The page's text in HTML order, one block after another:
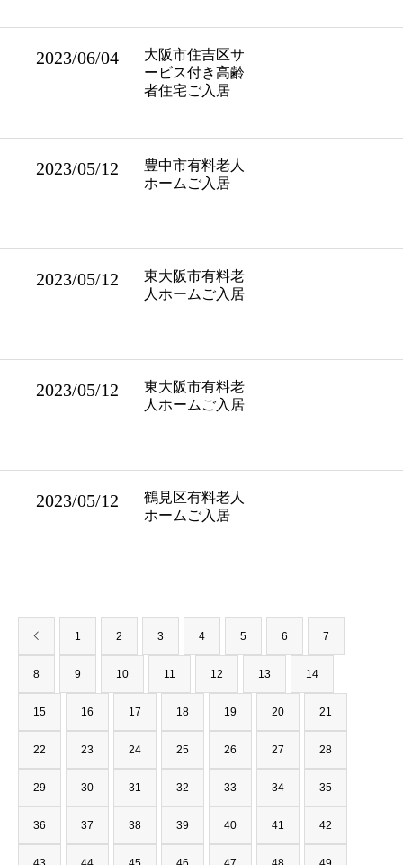
2023/06/04
大阪市住吉区サ
ービス付き高齢
者住宅ご入居
2023/05/12
豊中市有料老人
ホームご入居
2023/05/12
東大阪市有料老
人ホームご入居
2023/05/12
東大阪市有料老
人ホームご入居
2023/05/12
鶴見区有料老人
ホームご入居
1 2 3 4 5 6 7
8 9 10 11 12 13 14
15 16 17 18 19 20 21
22 23 24 25 26 27 28
29 30 31 32 33 34 35
36 37 38 39 40 41 42